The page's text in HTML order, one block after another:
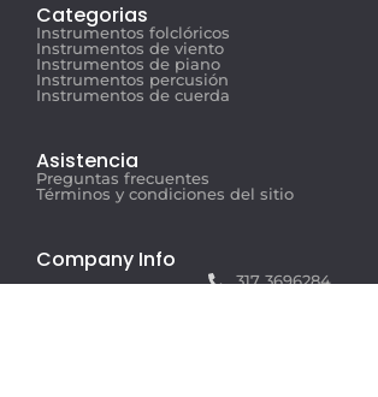
Categorias
Instrumentos folclóricos
Instrumentos de viento
Instrumentos de piano
Instrumentos percusión
Instrumentos de cuerda
Asistencia
Preguntas frecuentes
Términos y condiciones del sitio
Company Info
317 3696284